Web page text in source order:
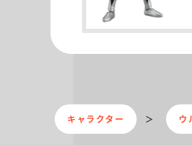
キャラクター ウ